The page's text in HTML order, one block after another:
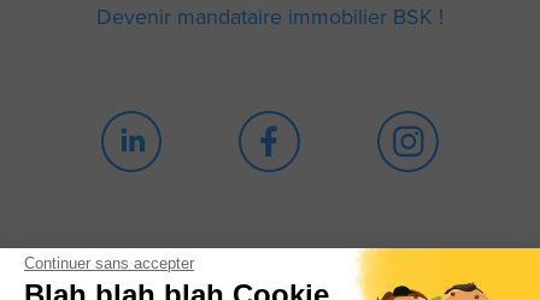
Devenir mandataire immobilier BSK !
Continuer sans accepter